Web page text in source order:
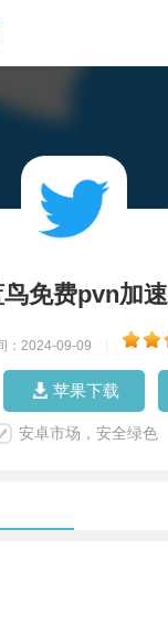
免费pvn加
：2024-09-09
苹果下载
安卓市场，安全绿色